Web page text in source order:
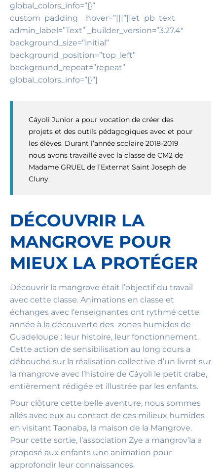
global_colors_info=”{}”
custom_padding__hover=”|||”][et_pb_text
admin_label=”Text” _builder_version=”3.27.4″
background_size=”initial”
background_position=”top_left”
background_repeat=”repeat”
global_colors_info=”{}”]
Cáyoli Junior a pour vocation de créer des
projets et des outils pédagogiques avec et pour
les élèves. Durant l’année scolaire 2018-2019
nous avons travaillé avec la classe de CM2 de
Madame GRUEL de l’Externat Saint Joseph de
Cluny.
DÉCOUVRIR LA
MANGROVE POUR
MIEUX LA PROTÉGER
Découvrir la mangrove était l’objectif du travail
avec cette classe. Animations en classe et
échanges avec l’enseignantes ont rythmé cette
année à la découverte des zones humides de
Guadeloupe : leur histoire, leur fonctionnement.
Cette action de sensibilisation au long cours a
débouché sur la réalisation collective d’un livret sur
la mangrove avec l’histoire de Cáyoli le petit crabe,
entièrement rédigée et illustrée par les enfants.
Pour clôture cette belle aventure, nous sommes
allés avec eux au contact de ces milieux humides
en visitant Taonaba, la maison de la Mangrove.
Pour cette sortie, l’association Zye a mangrov’la a
proposé aux enfants une animation pour
approfondir leur connaissances.